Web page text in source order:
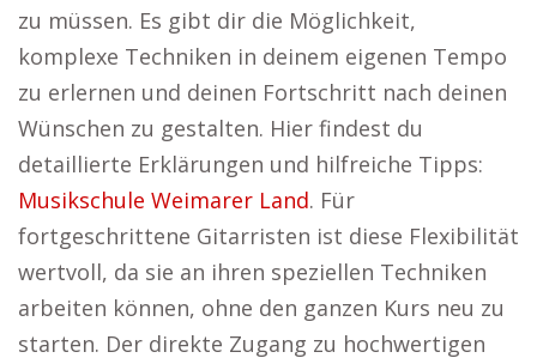
zu müssen. Es gibt dir die Möglichkeit,
komplexe Techniken in deinem eigenen Tempo
zu erlernen und deinen Fortschritt nach deinen
Wünschen zu gestalten. Hier findest du
detaillierte Erklärungen und hilfreiche Tipps:
Musikschule Weimarer Land. Für
fortgeschrittene Gitarristen ist diese Flexibilität
wertvoll, da sie an ihren speziellen Techniken
arbeiten können, ohne den ganzen Kurs neu zu
starten. Der direkte Zugang zu hochwertigen